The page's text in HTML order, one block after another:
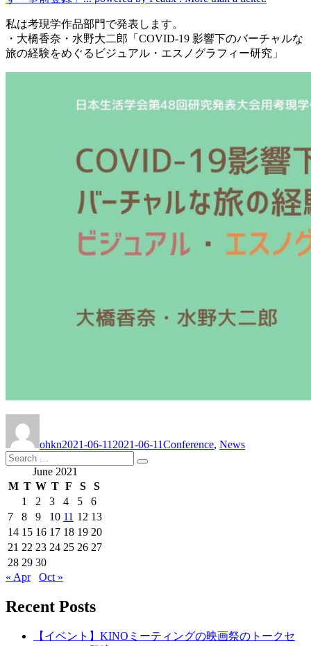
私は考現学作品部門で発表します。
・大橋香奈・水野大二郎「COVID-19 影響下のバーチャルな
旅の経験をめぐるビジュアル・エスノグラフィー研究」
ohkn2021-06-11 2021-06-11Conference, News
Search
for:
Search
June 2021
M T W T F S
S
1
2 3 4 5
6
7
8 9 10 11 12 13
14 15 16 17 18 19 20
21 22 23 24 25 26 27
28 29 30
« Apr
Oct »
Recent Posts
【イベント】KINOミーティングの映画祭のトークセ